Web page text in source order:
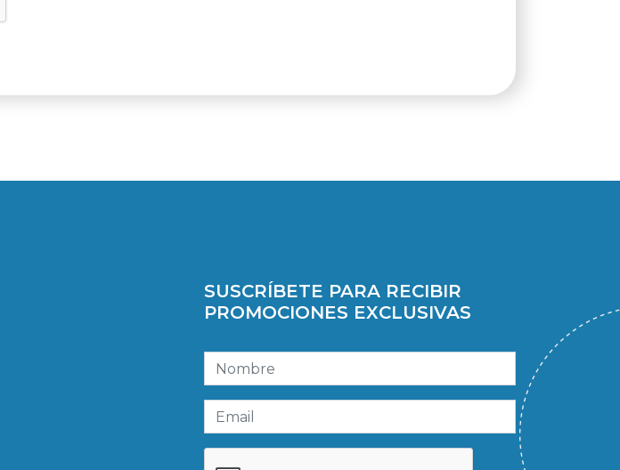
SUSCRÍBETE PARA RECIBIR
PROMOCIONES EXCLUSIVAS